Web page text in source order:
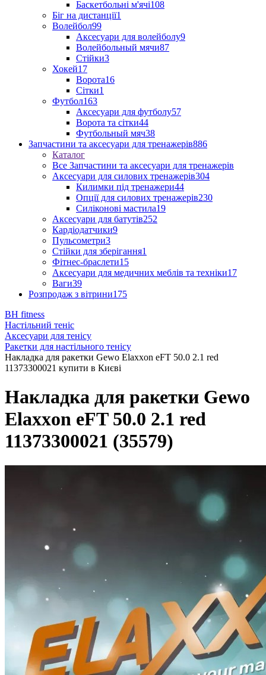
Баскетбольні м'ячі108
Біг на дистанції1
Волейбол99
Аксесуари для волейболу9
Волейбольный мячи87
Стійки3
Хокей17
Ворота16
Сітки1
Футбол163
Аксесуари для футболу57
Ворота та сітки44
Футбольный мяч38
Запчастини та аксесуари для тренажерів886
Каталог
Все Запчастини та аксесуари для тренажерів
Аксесуари для силових тренажерів304
Килимки під тренажери44
Опції для силових тренажерів230
Силіконові мастила19
Аксесуари для батутів252
Кардіодатчики9
Пульсометри3
Стійки для зберігання1
Фітнес-браслети15
Аксесуари для медичних меблів та техніки17
Ваги39
Розпродаж з вітрини175
BH fitness
Настільний теніс
Аксесуари для тенісу
Ракетки для настільного тенісу
Накладка для ракетки Gewo Elaxxon eFT 50.0 2.1 red
11373300021 купити в Києві
Накладка для ракетки Gewo
Elaxxon eFT 50.0 2.1 red
11373300021 (35579)